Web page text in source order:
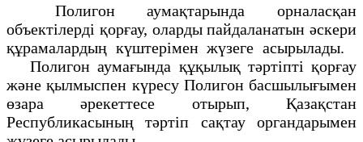
Полигон аумақтарында орналасқан
объектілерді қорғау, оларды пайдаланатын әскери
құрамалардың күштерімен жүзеге асырылады.
Полигон аумағында құқылық тәртіпті қорғау
және қылмыспен күресу Полигон басшылығымен
өзара әрекеттесе отырып, Қазақстан
Республикасының тәртіп сақтау органдарымен